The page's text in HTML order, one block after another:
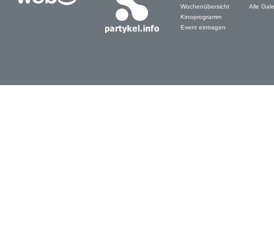
Wochenübersicht
Kinoprogramm
Event eintragen
Alle